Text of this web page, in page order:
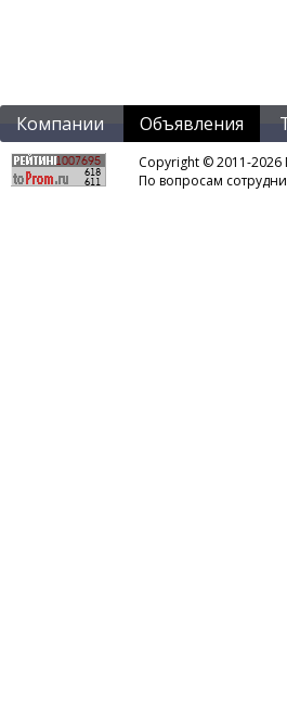
Компании Объявления
Copyright © 2011-2026
По вопросам